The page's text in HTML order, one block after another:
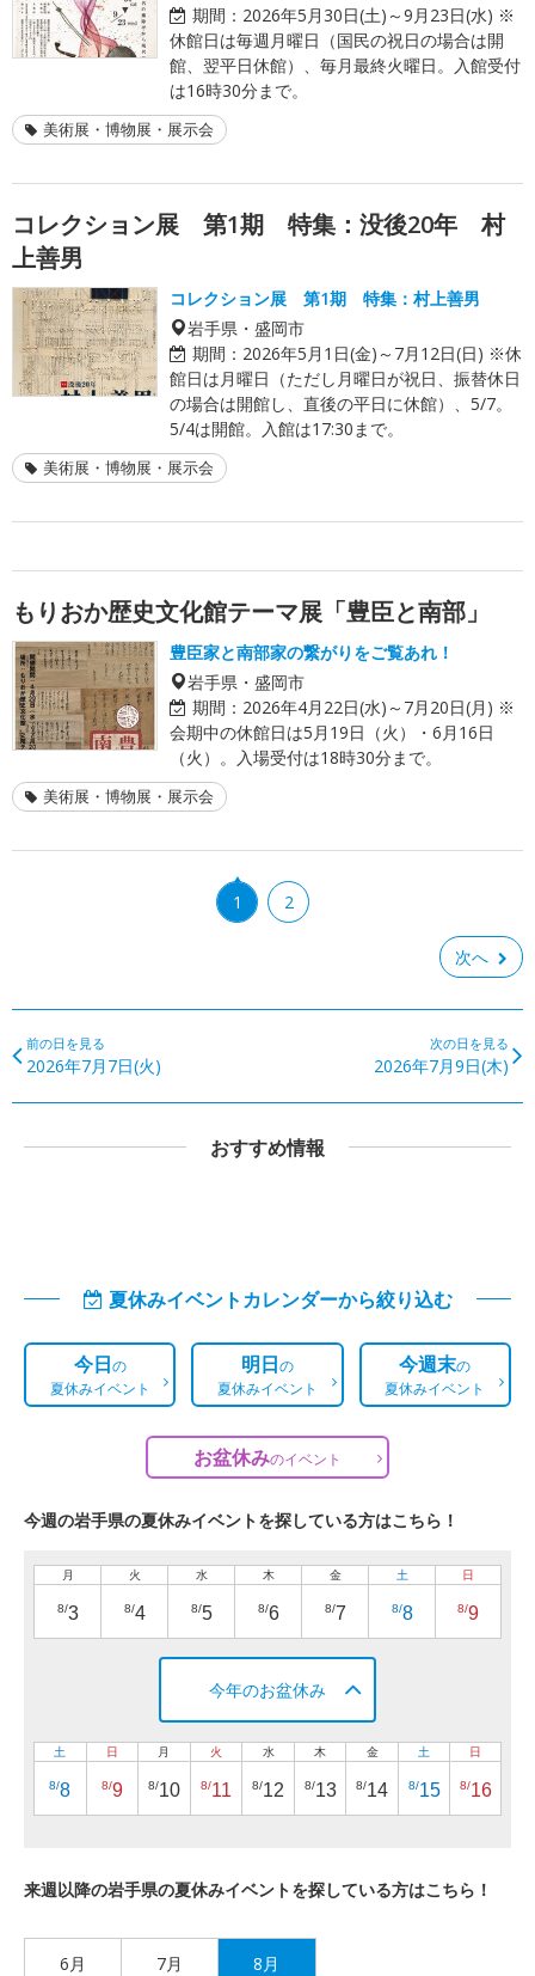
期間： 2026年5月30日(土)～9月23日(水) ※
休館日は毎週月曜日（国民の祝日の場合は開
館、翌平日休館）、毎月最終火曜日。入館受付
は16時30分まで。
美術展・博物展・展示会
コレクション展 第1期 特集：没後20年 村
上善男
コレクション展 第1期 特集：村上善男
岩手県・盛岡市
期間： 2026年5月1日(金)～7月12日(日) ※休
館日は月曜日（ただし月曜日が祝日、振替休日
の場合は開館し、直後の平日に休館）、5/7。
5/4は開館。入館は17:30まで。
美術展・博物展・展示会
もりおか歴史文化館テーマ展「豊臣と南部」
豊臣家と南部家の繋がりをご覧あれ！
岩手県・盛岡市
期間： 2026年4月22日(水)～7月20日(月) ※
会期中の休館日は5月19日（火）・6月16日
（火）。入場受付は18時30分まで。
美術展・博物展・展示会
1 2
次へ
前の日を見る
2026年7月7日(火)
次の日を見る
2026年7月9日(木)
おすすめ情報
夏休みイベントカレンダーから絞り込む
今日の
夏休みイベント
明日の
夏休みイベント
今週末の
夏休みイベント
お盆休みのイベント
今週の岩手県の夏休みイベントを探している方はこちら！
月
8/3
火
8/4
水
8/5
木
8/6
金
8/7
土
8/8
日
8/9
今年のお盆休み
土
8/8
日
8/9
月
8/10
火
8/11
水
8/12
木
8/13
金
8/14
土
8/15
日
8/16
来週以降の岩手県の夏休みイベントを探している方はこちら！
6月 7月 8月